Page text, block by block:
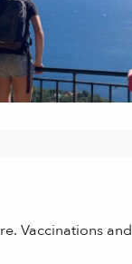
Vaccinations and